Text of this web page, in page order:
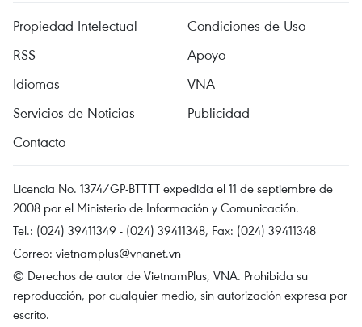
Propiedad Intelectual
Condiciones de Uso
RSS
Apoyo
Idiomas
VNA
Servicios de Noticias
Publicidad
Contacto
Licencia No. 1374/GP-BTTTT expedida el 11 de septiembre de
2008 por el Ministerio de Información y Comunicación.
Tel.: (024) 39411349 - (024) 39411348, Fax: (024) 39411348
Correo: vietnamplus@vnanet.vn
© Derechos de autor de VietnamPlus, VNA. Prohibida su
reproducción, por cualquier medio, sin autorización expresa por
escrito.